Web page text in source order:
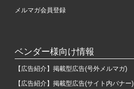
メルマガ会員登録
ベンダー様向け情報
【広告紹介】掲載型広告(号外メルマガ)
【広告紹介】掲載型広告(サイト内バナー)